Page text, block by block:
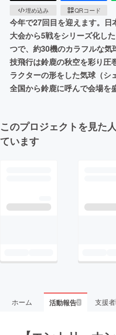
埋め込み
QRコード
今年で27回目を迎えます。
大会から5戦をシリーズ化し
つで、約30機のカラフルな
技飛行は鈴鹿の秋空を彩り圧
ラクターの形をした気球（シ
全国から鈴鹿に呼んで会場を
このプロジェクトを見た
ています
ホーム 活動報告2 支援者